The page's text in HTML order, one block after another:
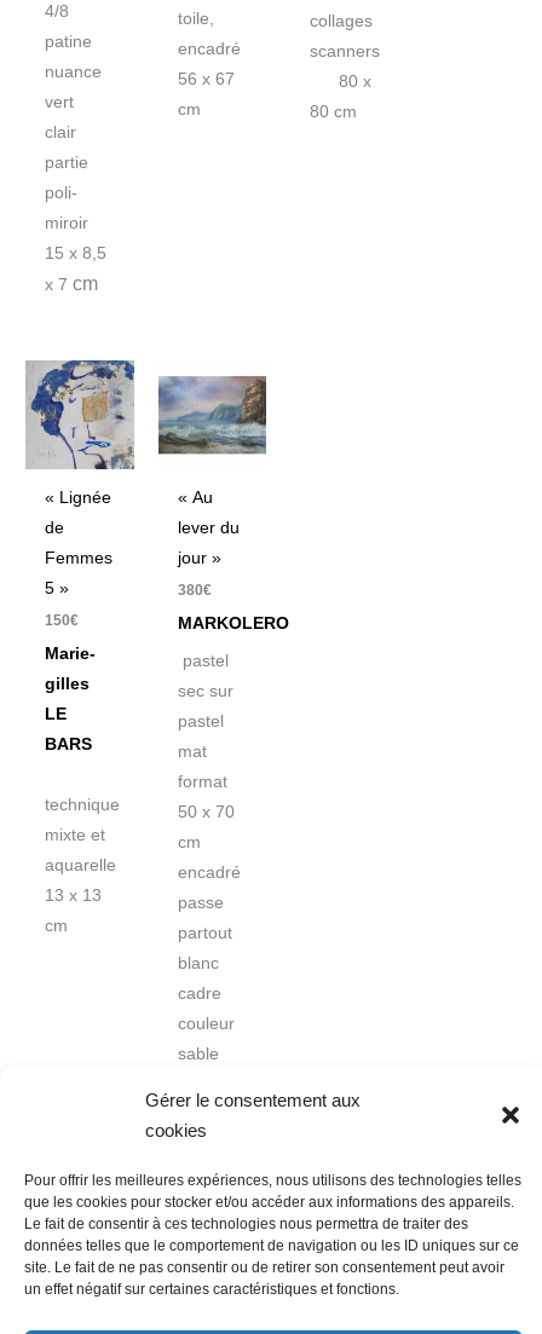
Gérer le consentement aux
cookies
Pour offrir les meilleures expériences, nous utilisons des technologies telles
que les cookies pour stocker et/ou accéder aux informations des appareils.
Le fait de consentir à ces technologies nous permettra de traiter des
données telles que le comportement de navigation ou les ID uniques sur ce
site. Le fait de ne pas consentir ou de retirer son consentement peut avoir
un effet négatif sur certaines caractéristiques et fonctions.
4/8
patine
nuance
vert
clair
partie
poli-
miroir
15 x 8,5
x 7 cm
toile,
encadré
56 x 67
cm
collages
scanners
80 x
80 cm
« Lignée
de
Femmes
5 »
150€
Marie-
gilles
LE
BARS
technique
mixte et
aquarelle
13 x 13
cm
« Au
lever du
jour »
380€
MARKOLERO
pastel
sec sur
pastel
mat
format
50 x 70
cm
encadré
passe
partout
blanc
cadre
couleur
sable
Nous contacter
Conditions Générales de Ventes
Politique de confidentialité
Mentions légales
Mon compte